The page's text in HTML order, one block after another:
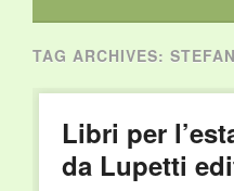
TAG ARCHIVES:
Libri per
da Lupetti